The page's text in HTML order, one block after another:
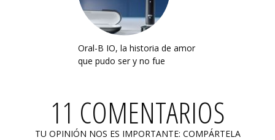
Oral-B IO, la historia de amor
que pudo ser y no fue
11 COMENTARIOS
TU OPINIÓN NOS ES IMPORTANTE: COMPÁRTELA